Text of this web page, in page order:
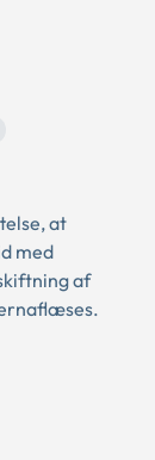
at
med
af